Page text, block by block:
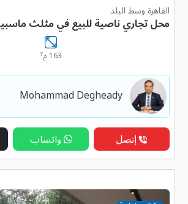
القاهرة وسط البلد
محل تجاري ناصية للبيع في مثلث ماسبيرو 163
163 م ٢
Mohammad Degheady
إتصل واتساب